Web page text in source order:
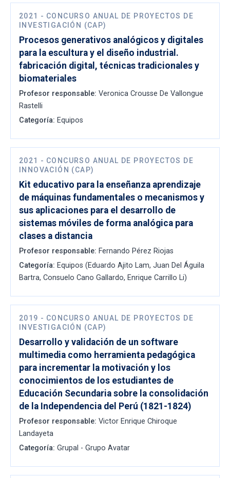
2021 - CONCURSO ANUAL DE PROYECTOS DE
INVESTIGACIÓN (CAP)
Procesos generativos analógicos y digitales
para la escultura y el diseño industrial.
fabricación digital, técnicas tradicionales y
biomateriales
Profesor responsable: Veronica Crousse De Vallongue
Rastelli
Categoría: Equipos
2021 - CONCURSO ANUAL DE PROYECTOS DE
INNOVACIÓN (CAP)
Kit educativo para la enseñanza aprendizaje
de máquinas fundamentales o mecanismos y
sus aplicaciones para el desarrollo de
sistemas móviles de forma analógica para
clases a distancia
Profesor responsable: Fernando Pérez Riojas
Categoría: Equipos (Eduardo Ajito Lam, Juan Del Águila
Bartra, Consuelo Cano Gallardo, Enrique Carrillo Li)
2019 - CONCURSO ANUAL DE PROYECTOS DE
INVESTIGACIÓN (CAP)
Desarrollo y validación de un software
multimedia como herramienta pedagógica
para incrementar la motivación y los
conocimientos de los estudiantes de
Educación Secundaria sobre la consolidación
de la Independencia del Perú (1821-1824)
Profesor responsable: Victor Enrique Chiroque
Landayeta
Categoría: Grupal - Grupo Avatar